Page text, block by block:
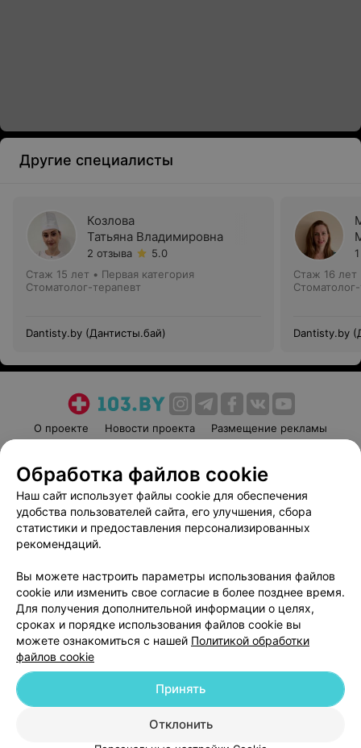
Другие специалисты
Козлова
Татьяна Владимировна
2 отзыва
5.0
Стаж 15 лет • Первая категория
Стоматолог-терапевт
Dantisty.by (Дантисты.бай)
Стаж 16 лет
Dantisty.by
О проекте Новости проекта
Размещение рекламы
Пользовательское соглашение
Способы оплаты
Вакансии
Партнеры
Написать руководителю 103.by
Обработка персональных данных
© 2026 ООО «Артокс Лаб», УНП 191700409
| 220012, Республика Беларусь,
Служба поддержки +375 291212755
Обработка файлов cookie
Наш сайт использует файлы cookie для обеспечения
удобства пользователей сайта, его улучшения, сбора
статистики и предоставления персонализированных
рекомендаций.
Вы можете настроить параметры использования файлов
cookie или изменить свое согласие в более позднее время.
Для получения дополнительной информации о целях,
сроках и порядке использования файлов cookie вы
можете ознакомиться с нашей Политикой обработки
файлов cookie
Отклонить
Принять